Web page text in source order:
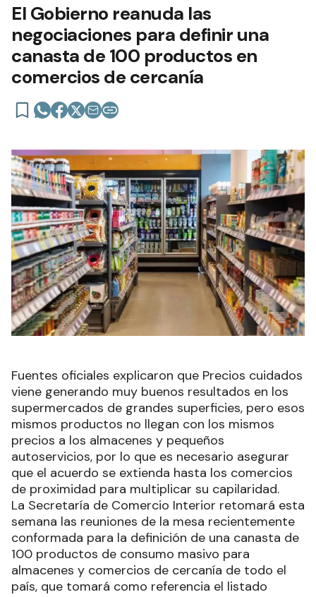
El Gobierno reanuda las
negociaciones para definir una
canasta de 100 productos en
comercios de cercanía
Fuentes oficiales explicaron que Precios cuidados
viene generando muy buenos resultados en los
supermercados de grandes superficies, pero esos
mismos productos no llegan con los mismos
precios a los almacenes y pequeños
autoservicios, por lo que es necesario asegurar
que el acuerdo se extienda hasta los comercios
de proximidad para multiplicar su capilaridad.
La Secretaría de Comercio Interior retomará esta
semana las reuniones de la mesa recientemente
conformada para la definición de una canasta de
100 productos de consumo masivo para
almacenes y comercios de cercanía de todo el
país, que tomará como referencia el listado